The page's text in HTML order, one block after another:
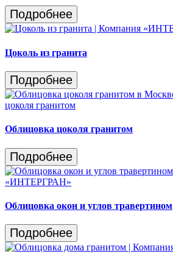
Подробнее
Цоколь из гранита
Подробнее
Облицовка цоколя гранитом
Подробнее
Облицовка окон и углов травертином
Подробнее